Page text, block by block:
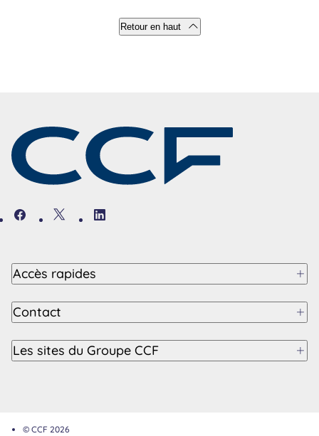
Retour en haut
FacebookTwitter
Accès rapides
Contact
Les sites du Groupe CCF
© CCF 2026